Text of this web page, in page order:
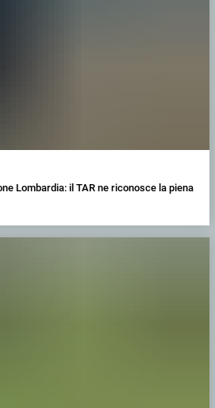
Lombardia: il TAR ne riconosce la piena